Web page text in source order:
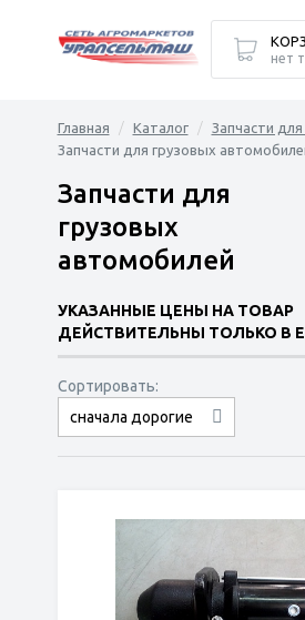
Главная Каталог
Запчасти
Запчасти для грузовых
Запчасти для
грузовых
автомобилей
УКАЗАННЫЕ ЦЕНЫ НА ТОВАР
ДЕЙСТВИТЕЛЬНЫ ТОЛЬКО В
Сортировать:
по наименованию
сначала дешёвые
сначала дорогие
нет